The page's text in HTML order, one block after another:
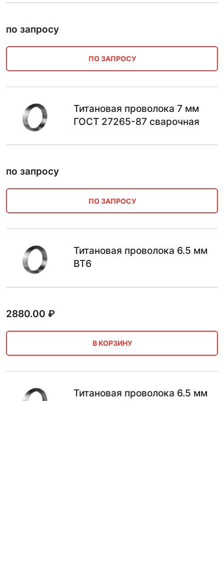
по запросу
ПО ЗАПРОСУ
Титановая проволока 7 мм
ГОСТ 27265-87 сварочная
по запросу
ПО ЗАПРОСУ
Титановая проволока 6.5 мм
ВТ6
2880.00 ₽
В КОРЗИНУ
Титановая проволока 6.5 мм